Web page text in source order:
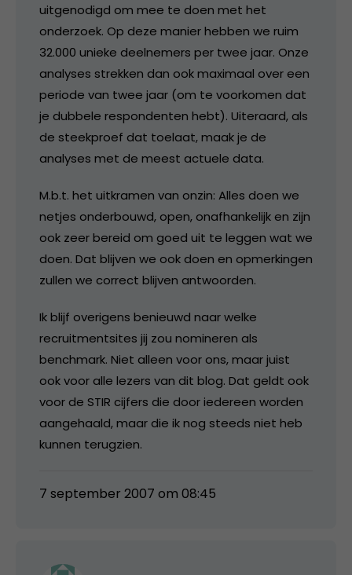
uitgenodigd om mee te doen met het
onderzoek. Op deze manier hebben we ruim
32.000 unieke deelnemers per twee jaar. Onze
analyses strekken dan ook maximaal over een
periode van twee jaar (om te voorkomen dat
je dubbele respondenten hebt). Uiteraard, als
de steekproef dat toelaat, maak je de
analyses met de meest actuele data.
M.b.t. het uitkramen van onzin: Alles doen we
netjes onderbouwd, open, onafhankelijk en zijn
ook zeer bereid om goed uit te leggen wat we
doen. Dat blijven we ook doen en opmerkingen
zullen we correct blijven antwoorden.
Ik blijf overigens benieuwd naar welke
recruitmentsites jij zou nomineren als
benchmark. Niet alleen voor ons, maar juist
ook voor alle lezers van dit blog. Dat geldt ook
voor de STIR cijfers die door iedereen worden
aangehaald, maar die ik nog steeds niet heb
kunnen terugzien.
7 september 2007 om 08:45